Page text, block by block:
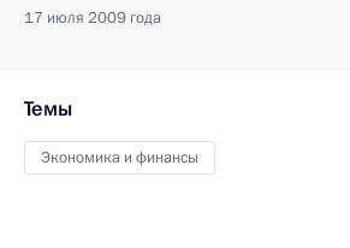
17 июля 2009 года
Темы
Экономика и финансы